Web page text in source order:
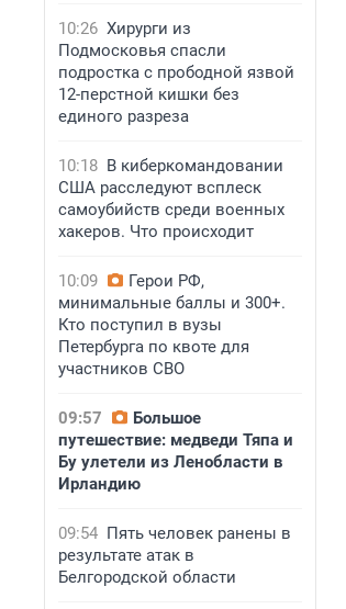
10:26 Хирурги из
Подмосковья спасли
подростка с прободной язвой
12-перстной кишки без
единого разреза
10:18 В киберкомандовании
США расследуют всплеск
самоубийств среди военных
хакеров. Что происходит
10:09
Герои РФ,
минимальные баллы и 300+.
Кто поступил в вузы
Петербурга по квоте для
участников СВО
09:57
Большое
путешествие: медведи Тяпа и
Бу улетели из Ленобласти в
Ирландию
09:54 Пять человек ранены в
результате атак в
Белгородской области